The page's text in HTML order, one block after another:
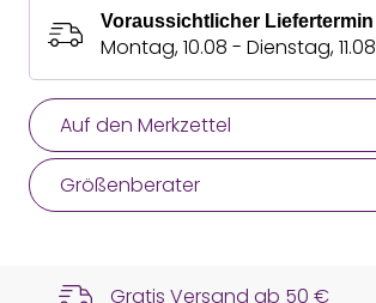
Voraussichtlicher Liefertermin
Montag, 10.08 - Dienstag, 11.08
Auf den Merkzettel
Größenberater
Gratis Versand ab 50 €